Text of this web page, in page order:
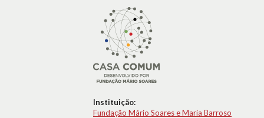
Instituição:
Fundação Mário Soares e Maria Barroso